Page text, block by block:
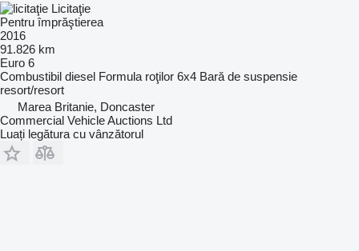
Licitaţie
Pentru împrăştierea
2016
91.826 km
Euro 6
Combustibil diesel Formula roţilor 6x4 Bară de suspensie
resort/resort
Marea Britanie, Doncaster
Commercial Vehicle Auctions Ltd
Luați legătura cu vânzătorul